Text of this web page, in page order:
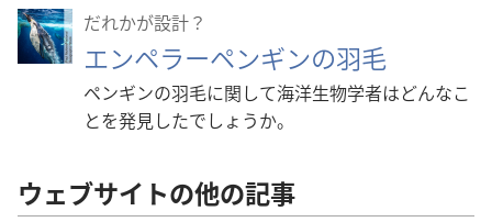
だれかが設計？
エンペラーペンギンの羽毛
ペンギンの羽毛に関して海洋生物学者はどんなこ
とを発見したでしょうか。
ウェブサイトの他の記事